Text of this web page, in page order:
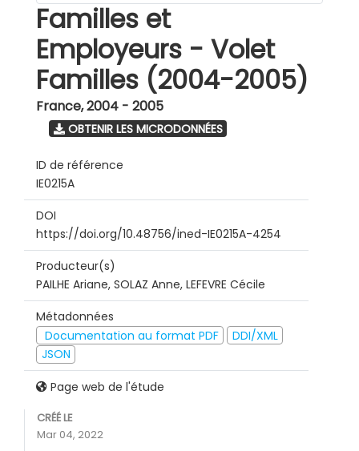
Familles et
Employeurs - Volet
Familles (2004-2005)
France,2004 - 2005
OBTENIR LES MICRODONNÉES
ID de référence
IE0215A
DOI
https://doi.org/10.48756/ined-IE0215A-4254
Producteur(s)
PAILHE Ariane, SOLAZ Anne, LEFEVRE Cécile
Métadonnées
Documentation au format PDF
DDI/XML
JSON
Page web de l'étude
CRÉÉ LE
Mar 04, 2022